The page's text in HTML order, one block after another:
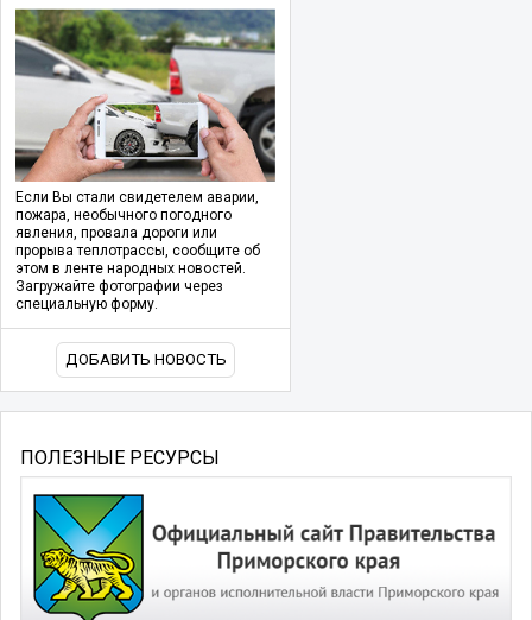
Если Вы стали свидетелем аварии,
пожара, необычного погодного
явления, провала дороги или
прорыва теплотрассы, сообщите об
этом в ленте народных новостей.
Загружайте фотографии через
специальную форму.
ДОБАВИТЬ НОВОСТЬ
ПОЛЕЗНЫЕ РЕСУРСЫ